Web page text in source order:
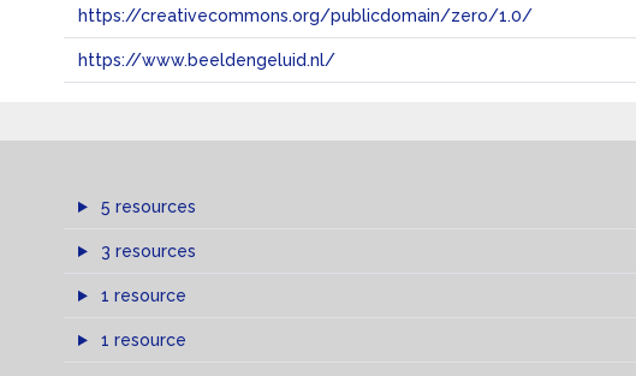
https://creativecommons.org/publicdomain/zero/1.0/
https://www.beeldengeluid.nl/
5 resources
3 resources
1 resource
1 resource